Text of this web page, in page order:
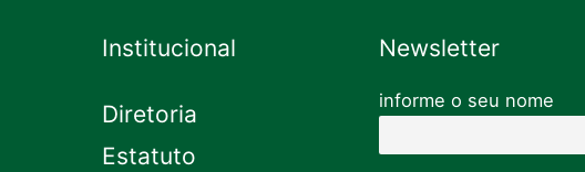
Institucional
Diretoria
Estatuto
Newsletter
informe o seu nome